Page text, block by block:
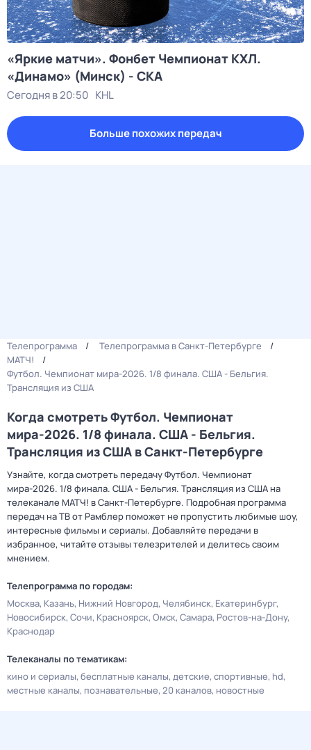
«Яркие матчи». Фонбет Чемпионат КХЛ.
«Динамо» (Минск) - СКА
Сегодня в 20:50 KHL
Больше похожих передач
Телепрограмма
Телепрограмма в Санкт-Петербурге
МАТЧ!
Футбол. Чемпионат мира-2026. 1/8 финала. США - Бельгия.
Трансляция из США
Когда смотреть Футбол. Чемпионат
мира-2026. 1/8 финала. США - Бельгия.
Трансляция из США в Санкт-Петербурге
Узнайте, когда смотреть передачу Футбол. Чемпионат
мира-2026. 1/8 финала. США - Бельгия. Трансляция из США на
телеканале МАТЧ! в Санкт-Петербурге. Подробная программа
передач на ТВ от Рамблер поможет не пропустить любимые шоу,
интересные фильмы и сериалы. Добавляйте передачи в
избранное, читайте отзывы телезрителей и делитесь своим
мнением.
Телепрограмма по городам:
Москва Казань Нижний Новгород Челябинск Екатеринбург
Новосибирск Сочи Красноярск Омск Самара Ростов-на-Дону
Краснодар
Телеканалы по тематикам:
кино и сериалы бесплатные каналы детские спортивные hd
местные каналы познавательные 20 каналов новостные